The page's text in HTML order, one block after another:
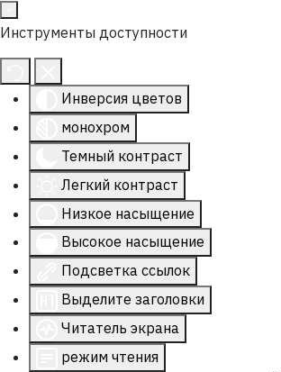
Инструменты доступности
Инверсия цветов
монохром
Темный контраст
Легкий контраст
Низкое насыщение
Высокое насыщение
Подсветка ссылок
Выделите заголовки
Читатель экрана
режим чтения